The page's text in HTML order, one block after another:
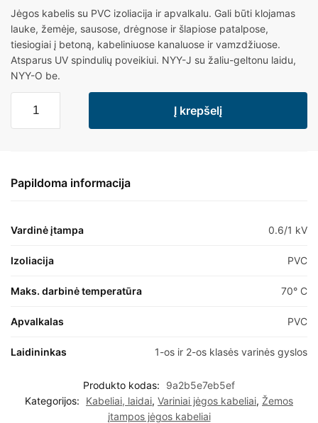
Jėgos kabelis su PVC izoliacija ir apvalkalu. Gali būti klojamas
lauke, žemėje, sausose, drėgnose ir šlapiose patalpose,
tiesiogiai į betoną, kabeliniuose kanaluose ir vamzdžiuose.
Atsparus UV spindulių poveikiui. NYY-J su žaliu-geltonu laidu,
NYY-O be.
Į krepšelį
Papildoma informacija
Vardinė įtampa 0.6/1 kV
Izoliacija PVC
Maks. darbinė temperatūra 70° C
Apvalkalas PVC
Laidininkas 1-os ir 2-os klasės varinės gyslos
Produkto kodas:
9a2b5e7eb5ef
Kategorijos:
Kabeliai, laidai, Variniai jėgos kabeliai, Žemos
įtampos jėgos kabeliai